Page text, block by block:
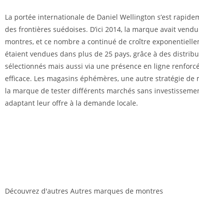
La portée internationale de Daniel Wellington s’est
des frontières suédoises. D’ici 2014, la marque avait
montres, et ce nombre a continué de croître
étaient vendues dans plus de 25 pays, grâce à des
sélectionnés mais aussi via une présence en ligne
efficace. Les magasins éphémères, une autre stratégie de
la marque de tester différents marchés sans
adaptant leur offre à la demande locale.
Découvrez d'autres Autres marques de montres